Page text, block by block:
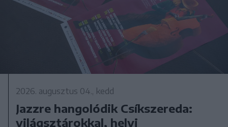
2026. augusztus 04., kedd
Jazzre hangolódik Csíkszereda:
világsztárokkal, helyi